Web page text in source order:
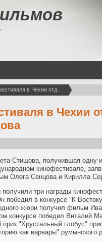
в Чехии
Стишова, получившая одну
кинофестивале,
Олега Сенцова и Кирилла
три награды
в конкурсе "К
жюри получил фильм
конкурсе победил Виталий
"Хрустальный глобус"
как варвары"